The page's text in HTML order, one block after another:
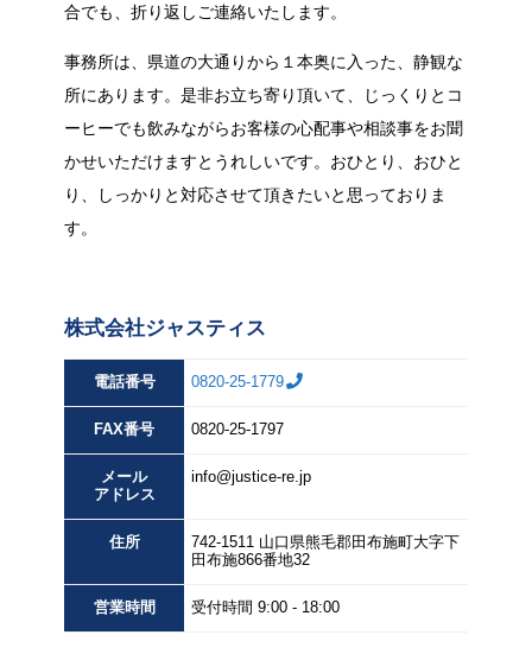
合でも、折り返しご連絡いたします。
事務所は、県道の大通りから１本奥に入った、静観な
所にあります。是非お立ち寄り頂いて、じっくりとコ
ーヒーでも飲みながらお客様の心配事や相談事をお聞
かせいただけますとうれしいです。おひとり、おひと
り、しっかりと対応させて頂きたいと思っておりま
す。
株式会社ジャスティス
電話番号 0820-25-1779
FAX番号 0820-25-1797
メール
アドレス
info@justice-re.jp
住所 742-1511 山口県熊毛郡田布施町大字下
田布施866番地32
営業時間 受付時間 9:00 - 18:00